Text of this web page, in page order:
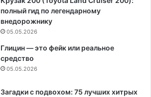
полный гид по легендарному
внедорожнику
05.05.2026
Глицин — это фейк или реальное
средство
05.05.2026
Загадки с подвохом: 75 лучших хитрых